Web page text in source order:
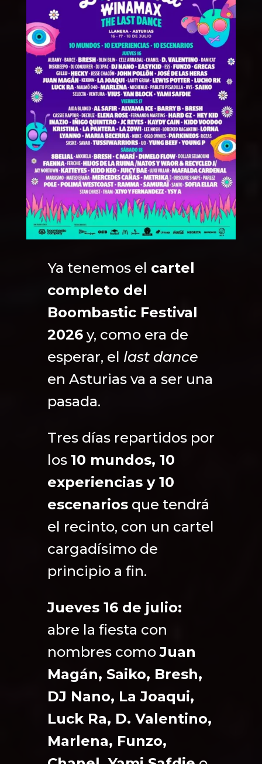
Ya tenemos el cartel
completo del
Boombastic Festival
2026y, como era de
esperar, el last dance
en Asturias va a ser una
pasada.
Tres días repartidos por
los 10 mundos, 10
experiencias y 10
escenariosque tendrá
el recinto, con un cartel
cargadísimo de
principio a fin.
Jueves 16 de julio:
abre la fiesta con
nombres comoJuan
Magán, Saiko, Bresh,
DJ Nano, La Joaqui,
Luck Ra, D. Valentino,
Marlena, Funzo,